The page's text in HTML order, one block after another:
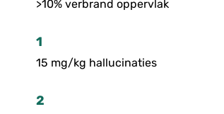
>10% verbrand oppervlak
1
15 mg/kg hallucinaties
2